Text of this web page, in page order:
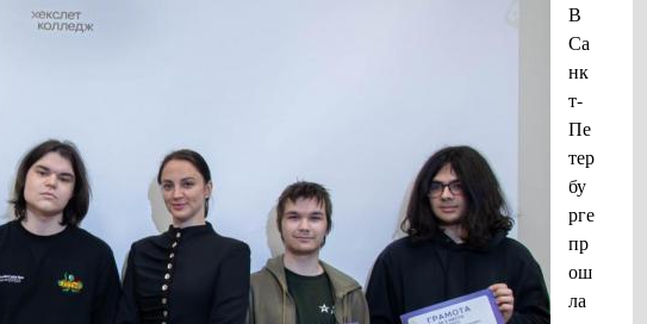
В
Са
нк
т-
Пе
тер
бу
рге
пр
ош
ла